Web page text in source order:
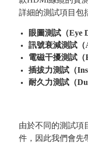
詳細的測試項目包
眼圖測試（Eye
訊號衰減測試（
電磁干擾測試（
插拔力測試（
耐久力測試（
由於不同的測試項
件，因此我們會先